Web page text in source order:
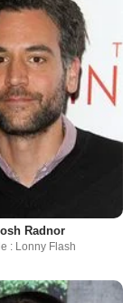
Radnor
: Lonny Flash